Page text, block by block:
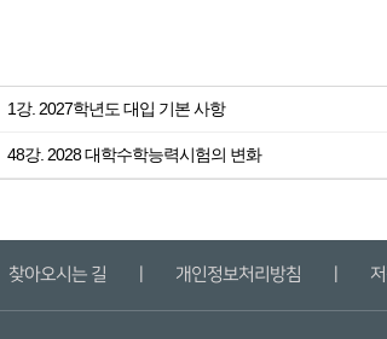
1강. 2027학년도 대입 기본 사항
48강. 2028 대학수학능력시험의 변화
찾아오시는 길 개인정보처리방침